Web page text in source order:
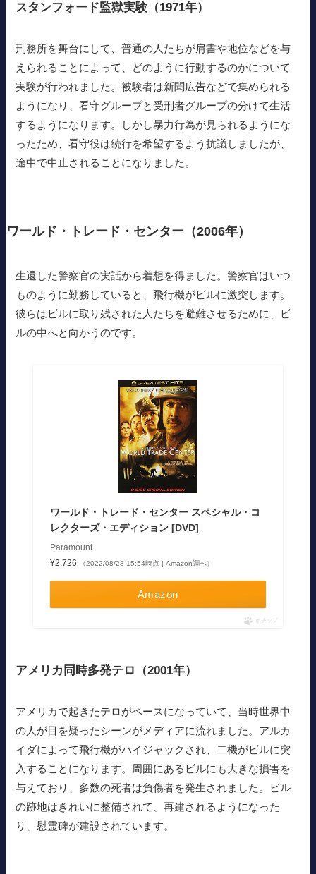
スタンフォード監獄実験（1971年）
刑務所を舞台にして、普通の人たちが肩書や地位などを与
えられることによって、どのように行動するのかについて
実験が行われました。被験者は新聞広告などで集められる
ようになり、看守グループと受刑者グループの分けて生活
するようになります。しかし暴力行為が見られるようにな
ったため、看守役は続行を希望するよう抗議しましたが、
途中で中止されることになりました。
ワールド・トレード・センター（2006年）
生還した警察官の実話から着想を得ました。警察官はいつ
ものように勤務していると、飛行機がビルに激突します。
彼らはビルに取り残された人たちを避難させるために、ビ
ルの中へと向かうのです。
ワールド・トレード・センター スペシャル・コ
レクターズ・エディション [DVD]
Paramount
¥2,726
（2022/08/28 15:54時点 | Amazon調べ）
Amazon
ポチップ
アメリカ同時多発テロ（2001年）
アメリカで起きたテロがベースになっていて、当時世界中
の人が目を疑ったシーンがメディアに流れました。アルカ
イダによって飛行機がハイジャックされ、二機がビルに突
入することになります。周囲にあるビルにも大きな損害を
与えており、多数の死者は負傷者を発生されました。ビル
の跡地はきれいに整備されて、再建されるようになった
り、慰霊碑が建設されています。